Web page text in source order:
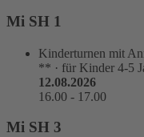
Mi SH 1
Kinderturnen mit
** · für Kinder 4-5
12.08.2026
16.00 - 17.00
Mi SH 3